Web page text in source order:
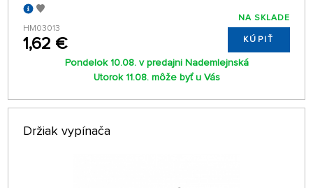
HM03013
1,62 €
NA SKLADE
KÚPIŤ
Pondelok 10.08. v predajni Nademlejnská
Utorok 11.08. môže byť u Vás
Držiak vypínača